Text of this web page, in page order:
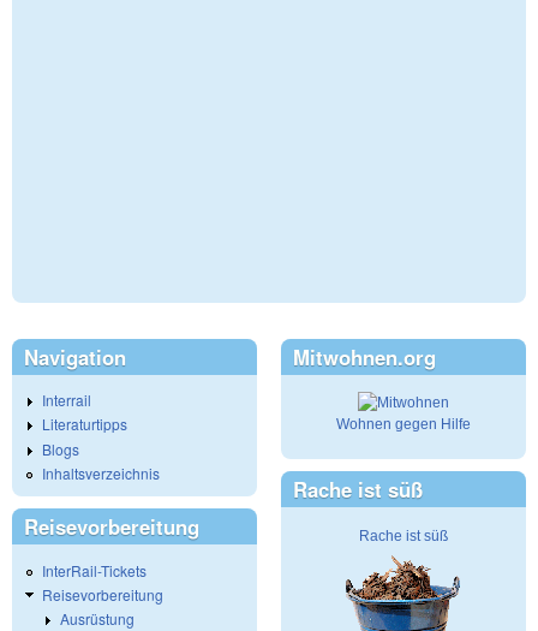
Navigation
Interrail
Literaturtipps
Blogs
Inhaltsverzeichnis
Reisevorbereitung
InterRail-Tickets
Reisevorbereitung
Ausrüstung
Mitwohnen.org
Wohnen gegen Hilfe
Rache ist süß
Rache ist süß